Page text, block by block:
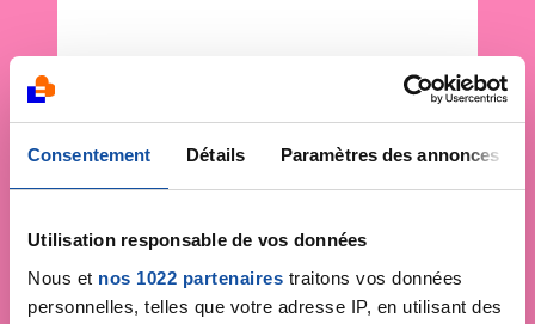
Consentement Détails Paramètres des annonces
Utilisation responsable de vos données
Nous et nos 1022 partenaires traitons vos données
personnelles, telles que votre adresse IP, en utilisant des